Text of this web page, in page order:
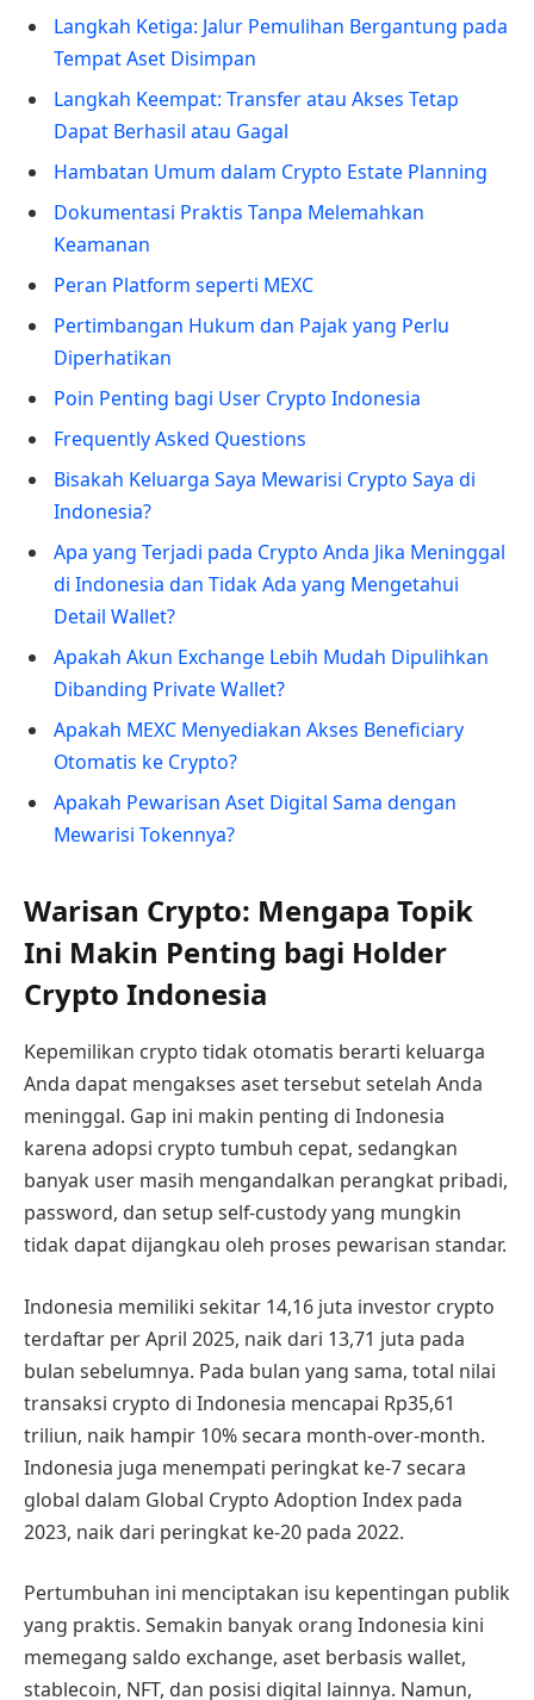
Langkah Ketiga: Jalur Pemulihan Bergantung pada
Tempat Aset Disimpan
Langkah Keempat: Transfer atau Akses Tetap
Dapat Berhasil atau Gagal
Hambatan Umum dalam Crypto Estate Planning
Dokumentasi Praktis Tanpa Melemahkan
Keamanan
Peran Platform seperti MEXC
Pertimbangan Hukum dan Pajak yang Perlu
Diperhatikan
Poin Penting bagi User Crypto Indonesia
Frequently Asked Questions
Bisakah Keluarga Saya Mewarisi Crypto Saya di
Indonesia?
Apa yang Terjadi pada Crypto Anda Jika Meninggal
di Indonesia dan Tidak Ada yang Mengetahui
Detail Wallet?
Apakah Akun Exchange Lebih Mudah Dipulihkan
Dibanding Private Wallet?
Apakah MEXC Menyediakan Akses Beneficiary
Otomatis ke Crypto?
Apakah Pewarisan Aset Digital Sama dengan
Mewarisi Tokennya?
Warisan Crypto: Mengapa Topik
Ini Makin Penting bagi Holder
Crypto Indonesia
Kepemilikan crypto tidak otomatis berarti keluarga
Anda dapat mengakses aset tersebut setelah Anda
meninggal. Gap ini makin penting di Indonesia
karena adopsi crypto tumbuh cepat, sedangkan
banyak user masih mengandalkan perangkat pribadi,
password, dan setup self-custody yang mungkin
tidak dapat dijangkau oleh proses pewarisan standar.
Indonesia memiliki sekitar 14,16 juta investor crypto
terdaftar per April 2025, naik dari 13,71 juta pada
bulan sebelumnya. Pada bulan yang sama, total nilai
transaksi crypto di Indonesia mencapai Rp35,61
triliun, naik hampir 10% secara month-over-month.
Indonesia juga menempati peringkat ke-7 secara
global dalam Global Crypto Adoption Index pada
2023, naik dari peringkat ke-20 pada 2022.
Pertumbuhan ini menciptakan isu kepentingan publik
yang praktis. Semakin banyak orang Indonesia kini
memegang saldo exchange, aset berbasis wallet,
stablecoin, NFT, dan posisi digital lainnya. Namun,